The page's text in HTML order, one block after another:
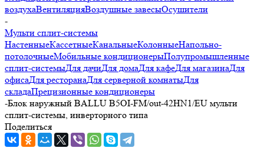
воздухаВентиляцияВоздушные завесыОсушители
-
Мульти сплит-системы
НастенныеКассетныеКанальныеКолонныеНапольно-
потолочныеМобильные кондиционерыПолупромышленные
сплит-системыДля дачиДля домаДля кафеДля магазинаДля
офисаДля ресторанаДля серверной комнатыДля
складаПрецизионные кондиционеры
-Блок наружный BALLU B5OI-FM/out-42HN1/EU мульти
сплит-системы, инверторного типа
Поделиться